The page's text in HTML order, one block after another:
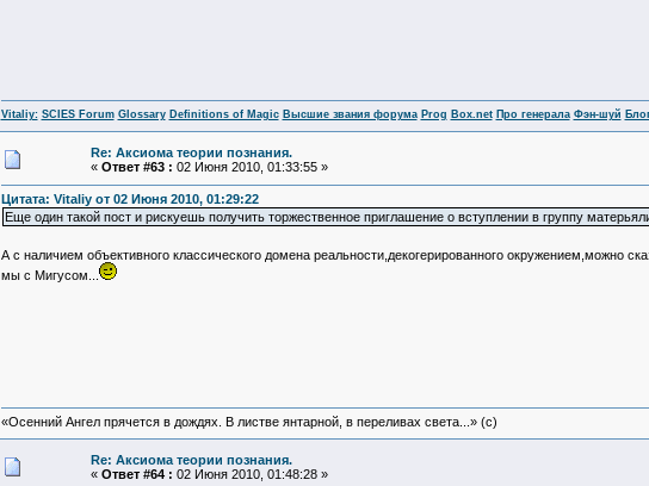
Vitaliy: SCIES Forum Glossary Definitions of Magic Высшие звания форума Prog Box.net Про генерала Фэн-шуй
Re: Аксиома теории познания.
« Ответ #63 : 02 Июня 2010, 01:33:55 »
Цитата: Vitaliy от 02 Июня 2010, 01:29:22
Еще один такой пост и рискуешь получить торжественное приглашение о вступлении в группу
А с наличием объективного классического домена реальности,декогерированного окружением,можно
мы с Мигусом...
«Осенний Ангел прячется в дождях. В листве янтарной, в переливах света...» (c)
Re: Аксиома теории познания.
« Ответ #64 : 02 Июня 2010, 01:48:28 »